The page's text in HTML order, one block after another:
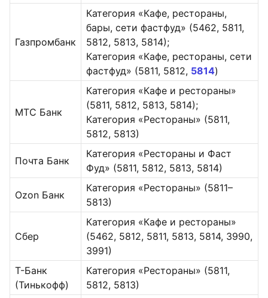
Газпромбанк
Категория «Кафе, рестораны,
бары, сети фастфуд» (5462, 5811,
5812, 5813, 5814);
Категория «Кафе, рестораны, сети
фастфуд» (5811, 5812, 5814)
МТС Банк
Категория «Кафе и рестораны»
(5811, 5812, 5813, 5814);
Категория «Рестораны» (5811,
5812, 5813)
Почта Банк
Категория «Рестораны и Фаст
Фуд» (5811, 5812, 5813, 5814)
Ozon Банк
Категория «Рестораны» (5811–
5813)
Сбер
Категория «Кафе и рестораны»
(5462, 5812, 5811, 5813, 5814, 3990,
3991)
Т-Банк
(Тинькофф)
Категория «Рестораны» (5811,
5812, 5813)